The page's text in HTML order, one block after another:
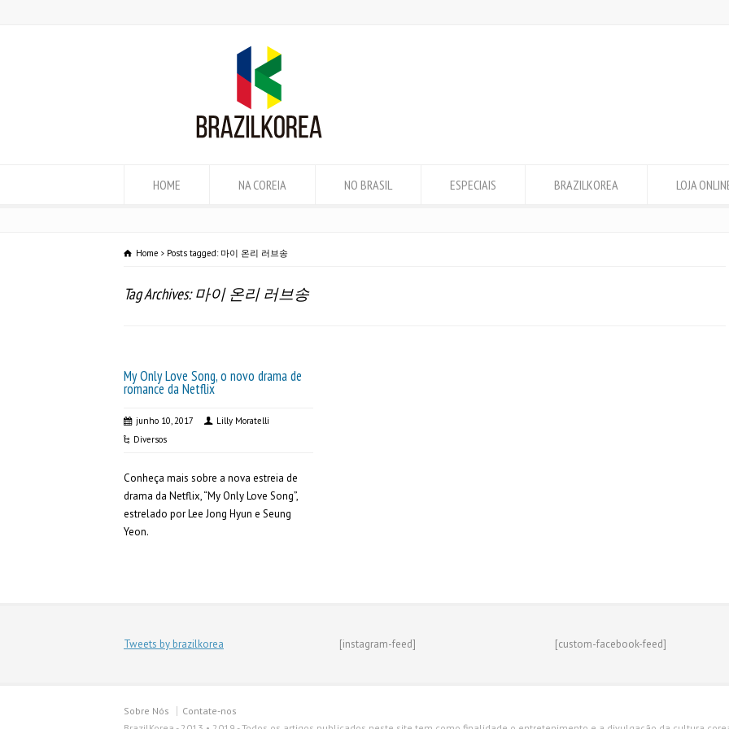
HOME NA COREIA NO BRASIL ESPECIAIS BRAZILKOREA LOJA
Home Posts tagged: 마이 온리 러브송
Tag Archives: 마이 온리 러브송
My Only Love Song, o novo drama de
romance da Netflix
junho 10, 2017
Lilly Moratelli
Diversos
Conheça mais sobre a nova estreia de
drama da Netflix, “My Only Love Song”,
estrelado por Lee Jong Hyun e Seung
Yeon.
Tweets by brazilkorea [instagram-feed] [custom-facebook-feed]
Sobre Nós
Contate-nos